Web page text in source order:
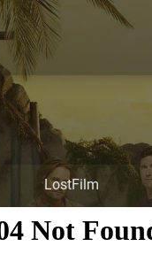
LostFilm